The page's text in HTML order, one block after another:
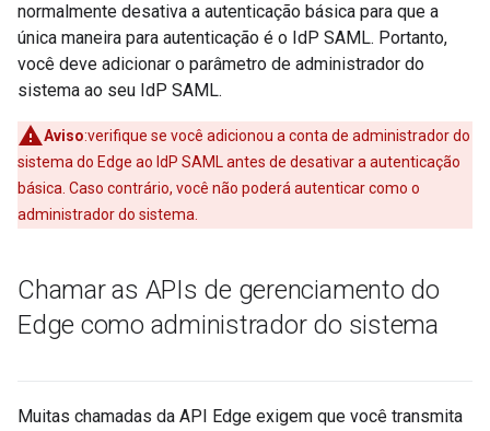
normalmente desativa a autenticação básica para que a
única maneira para autenticação é o IdP SAML. Portanto,
você deve adicionar o parâmetro de administrador do
sistema ao seu IdP SAML.
Aviso:verifique se você adicionou a conta de administrador do
sistema do Edge ao IdP SAML antes de desativar a autenticação
básica. Caso contrário, você não poderá autenticar como o
administrador do sistema.
Chamar as APIs de gerenciamento do
Edge como administrador do sistema
Muitas chamadas da API Edge exigem que você transmita